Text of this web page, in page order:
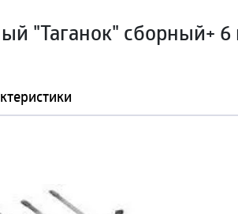
"Таганок" сборный+